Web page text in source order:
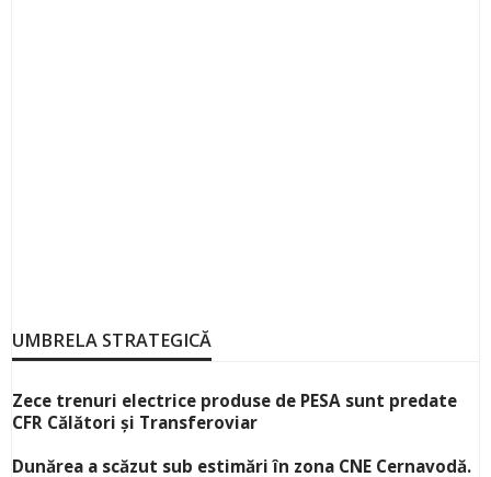
UMBRELA STRATEGICĂ
Zece trenuri electrice produse de PESA sunt predate
CFR Călători și Transferoviar
Dunărea a scăzut sub estimări în zona CNE Cernavodă.